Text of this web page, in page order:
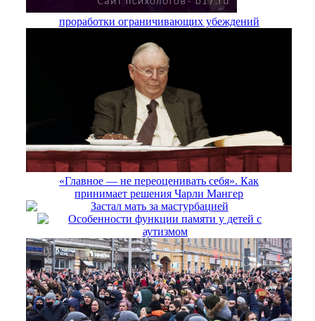
проработки ограничивающих убеждений
«Главное — не переоценивать себя». Как
принимает решения Чарли Мангер
Застал мать за мастурбацией
Особенности функции памяти у детей с
аутизмом